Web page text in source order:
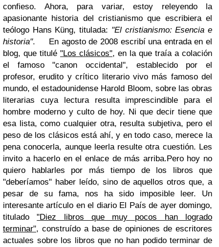
confieso. Ahora, para variar, estoy releyendo la
apasionante historia del cristianismo que escribiera el
teólogo Hans Küng, titulada: "El cristianismo: Esencia e
historia". En agosto de 2008 escribí una entrada en el
blog, que titulé "Los clásicos", en la que traía a colación
el famoso "canon occidental", establecido por el
profesor, erudito y crítico literario vivo más famoso del
mundo, el estadounidense Harold Bloom, sobre las obras
literarias cuya lectura resulta imprescindible para el
hombre moderno y culto de hoy. Ni que decir tiene que
esa lista, como cualquier otra, resulta subjetiva, pero el
peso de los clásicos está ahí, y en todo caso, merece la
pena conocerla, aunque leerla resulte otra cuestión. Les
invito a hacerlo en el enlace de más arriba.Pero hoy no
quiero hablarles por más tiempo de los libros que
"deberíamos" haber leído, sino de aquellos otros que, a
pesar de su fama, nos ha sido imposible leer. Un
interesante artículo en el diario El País de ayer domingo,
titulado"Diez libros que muy pocos han logrado
terminar", construído a base de opiniones de escritores
actuales sobre los libros que no han podido terminar de